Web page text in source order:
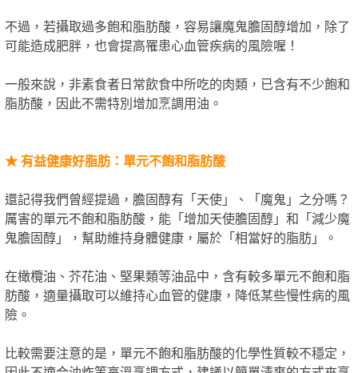
不過，若攝取過多飽和脂肪酸，容易讓魔鬼膽固醇增加，除了
可能造成肥胖，也會提高罹患心血管疾病的風險喔！
一般來說，非素食者日常飲食中所吃的肉類，已含有不少飽和
脂肪酸，因此不需特別增加烹調用油。
★有益健康好脂肪：單元不飽和脂肪酸
還記得我們曾經提過，膽固醇有「天使」、「魔鬼」之分嗎？
厲害的單元不飽和脂肪酸，能「增加天使膽固醇」和「減少魔
鬼膽固醇」，幫助維持身體健康，屬於「相當好的脂肪」。
在橄欖油、芥花油、堅果類等油品中，含有較多單元不飽和脂
肪酸，適量攝取可以維持心血管的健康，降低某些慢性病的風
險。
比較需要注意的是，單元不飽和脂肪酸的化學性質較不穩定，